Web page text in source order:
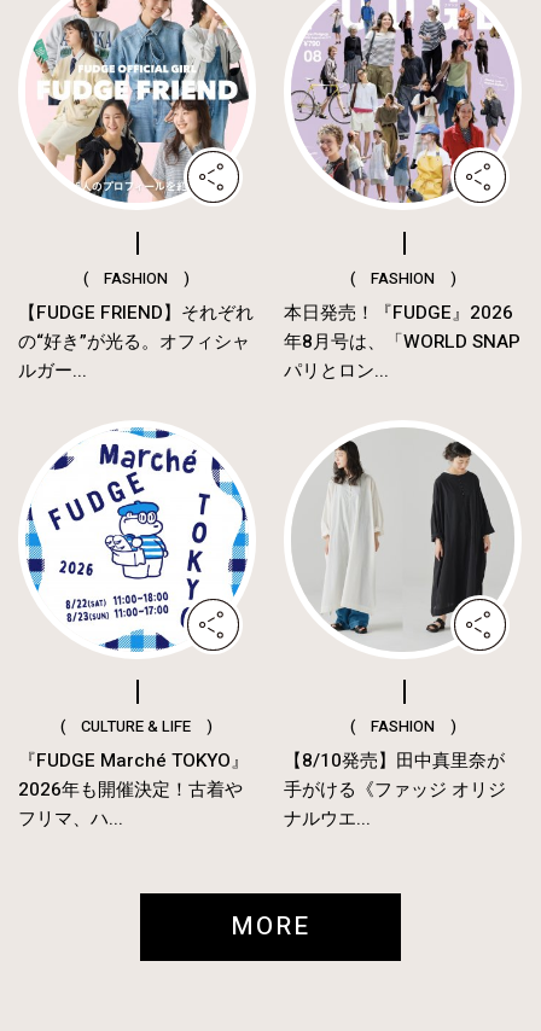
( FASHION )
【FUDGE FRIEND】それぞれ
の“好き”が光る。オフィシャ
ルガー...
( FASHION )
本日発売！『FUDGE』2026
年8月号は、「WORLD SNAP
パリとロン...
( CULTURE & LIFE )
『FUDGE Marché TOKYO』
2026年も開催決定！古着や
フリマ、ハ...
( FASHION )
【8/10発売】田中真里奈が
手がける《ファッジ オリジ
ナルウエ...
MORE